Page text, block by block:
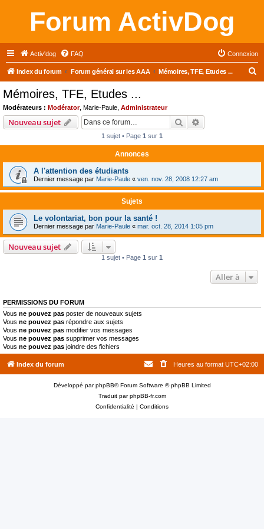
Forum ActivDog
Activ'dog FAQ Connexion
Index du forum Forum général sur les AAA Mémoires, TFE, Etudes ...
Mémoires, TFE, Etudes ...
Modérateurs : Modérator, Marie-Paule Administrateur
Nouveau sujet Rechercher
1 sujet • Page 1 sur 1
Annonces
A l'attention des étudiants
Dernier message par Marie-Paule « ven. nov. 28, 2008 12:27 am
Sujets
Le volontariat, bon pour la santé !
Dernier message par Marie-Paule « mar. oct. 28, 2014 1:05 pm
Nouveau sujet
1 sujet • Page 1 sur 1
Aller à
PERMISSIONS DU FORUM
Vous ne pouvez pas poster de nouveaux sujets
Vous ne pouvez pas répondre aux sujets
Vous ne pouvez pas modifier vos messages
Vous ne pouvez pas supprimer vos messages
Vous ne pouvez pas joindre des fichiers
Index du forum Heures au format UTC+02:00
Développé parphpBB® Forum Software © phpBB Limited
Traduit parphpBB-fr.com
Confidentialité | Conditions